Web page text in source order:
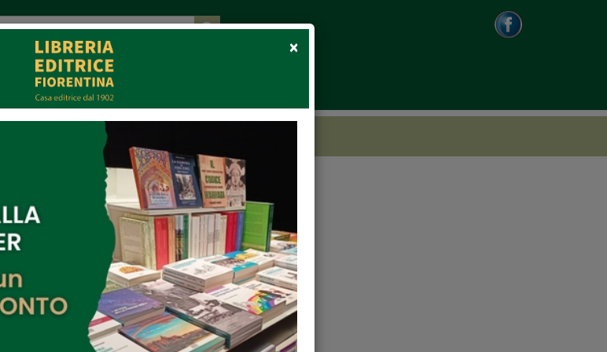
×Close
COLLABORAZIONI
Ha difeso la Pignone
(Giorgio La Pira)
Gianni Galli
Cod.:PE006
Vol. in 16°